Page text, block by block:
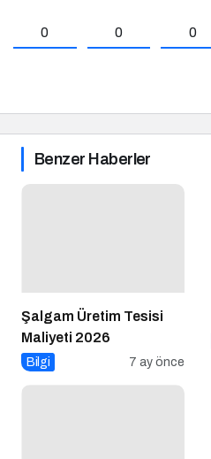
0 0 0
Benzer Haberler
Şalgam Üretim Tesisi
Maliyeti 2026
Bilgi 7 ay önce